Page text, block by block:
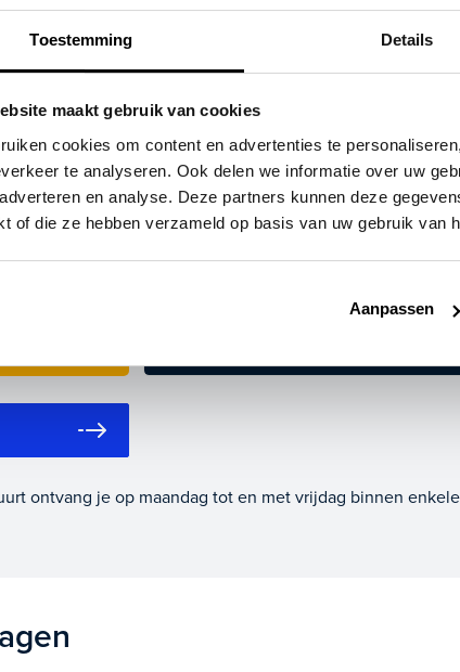
Toestemming Details
maakt gebruik van cookies
cookies om content en advertenties te
te analyseren. Ook delen we informatie over uw
en analyse. Deze partners kunnen deze
of die ze hebben verzameld op basis van uw gebruik van
Aanpassen
vakkundig gecontroleerd. Het voertuigrapport is op deze
te downloaden.
map en nog veel meer.
je kan deze Opel Crossland X ook bij ons financieren of
auto?
niet foto's van je inruilauto mee te sturen.
ontvang je op maandag tot en met vrijdag binnen